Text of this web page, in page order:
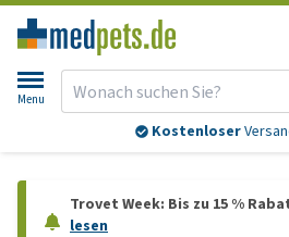
Menu
Kostenloser
Trovet Week: Bis zu 15 %
lesen